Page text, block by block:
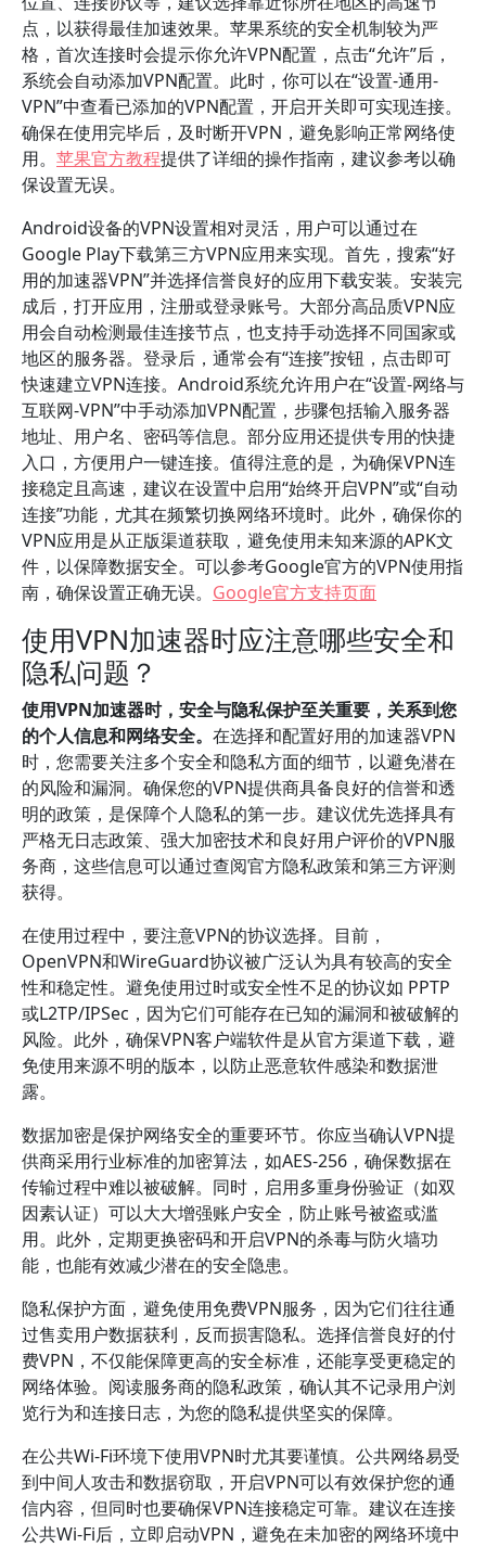
点，以获得最佳加速效果。苹果系统的安全机制较为严
格，首次连接时会提示你允许VPN配置，点击“允许”后，
系统会自动添加VPN配置。此时，你可以在“设置-通用-
VPN”中查看已添加的VPN配置，开启开关即可实现连接。
确保在使用完毕后，及时断开VPN，避免影响正常网络使
用。 苹果官方教程提供了详细的操作指南，建议参考以确
保设置无误。
Android设备的VPN设置相对灵活，用户可以通过在
Google Play下载第三方VPN应用来实现。首先，搜索“好
用的加速器VPN”并选择信誉良好的应用下载安装。安装完
成后，打开应用，注册或登录账号。大部分高品质VPN应
用会自动检测最佳连接节点，也支持手动选择不同国家或
地区的服务器。登录后，通常会有“连接”按钮，点击即可
快速建立VPN连接。Android系统允许用户在“设置-网络与
互联网-VPN”中手动添加VPN配置，步骤包括输入服务器
地址、用户名、密码等信息。部分应用还提供专用的快捷
入口，方便用户一键连接。值得注意的是，为确保VPN连
接稳定且高速，建议在设置中启用“始终开启VPN”或“自动
连接”功能，尤其在频繁切换网络环境时。此外，确保你的
VPN应用是从正版渠道获取，避免使用未知来源的APK文
件，以保障数据安全。可以参考Google官方的VPN使用指
南，确保设置正确无误。 Google官方支持页面
使用VPN加速器时应注意哪些安全和
隐私问题？
使用VPN加速器时，安全与隐私保护至关重要，关系到您
的个人信息和网络安全。 在选择和配置好用的加速器VPN
时，您需要关注多个安全和隐私方面的细节，以避免潜在
的风险和漏洞。确保您的VPN提供商具备良好的信誉和透
明的政策，是保障个人隐私的第一步。建议优先选择具有
严格无日志政策、强大加密技术和良好用户评价的VPN服
务商，这些信息可以通过查阅官方隐私政策和第三方评测
获得。
在使用过程中，要注意VPN的协议选择。目前，
OpenVPN和WireGuard协议被广泛认为具有较高的安全
性和稳定性。避免使用过时或安全性不足的协议如 PPTP
或L2TP/IPSec，因为它们可能存在已知的漏洞和被破解的
风险。此外，确保VPN客户端软件是从官方渠道下载，避
免使用来源不明的版本，以防止恶意软件感染和数据泄
露。
数据加密是保护网络安全的重要环节。你应当确认VPN提
供商采用行业标准的加密算法，如AES-256，确保数据在
传输过程中难以被破解。同时，启用多重身份验证（如双
因素认证）可以大大增强账户安全，防止账号被盗或滥
用。此外，定期更换密码和开启VPN的杀毒与防火墙功
能，也能有效减少潜在的安全隐患。
隐私保护方面，避免使用免费VPN服务，因为它们往往通
过售卖用户数据获利，反而损害隐私。选择信誉良好的付
费VPN，不仅能保障更高的安全标准，还能享受更稳定的
网络体验。阅读服务商的隐私政策，确认其不记录用户浏
览行为和连接日志，为您的隐私提供坚实的保障。
在公共Wi-Fi环境下使用VPN时尤其要谨慎。公共网络易受
到中间人攻击和数据窃取，开启VPN可以有效保护您的通
信内容，但同时也要确保VPN连接稳定可靠。建议在连接
公共Wi-Fi后，立即启动VPN，避免在未加密的网络环境中